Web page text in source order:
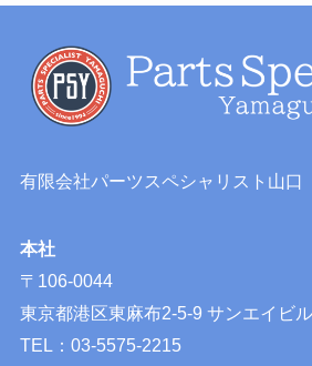
有限会社パーツスペシャリスト山口
本社
〒106-0044
東京都港区東麻布2-5-9 サンエイビ
TEL：03-5575-2215